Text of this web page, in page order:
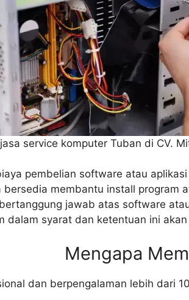
service komputer Tuban di CV.
pembelian software atau
bersedia membantu install program
jawab atas software
dalam syarat dan ketentuan ini
Mengapa
dan berpengalaman lebih dari